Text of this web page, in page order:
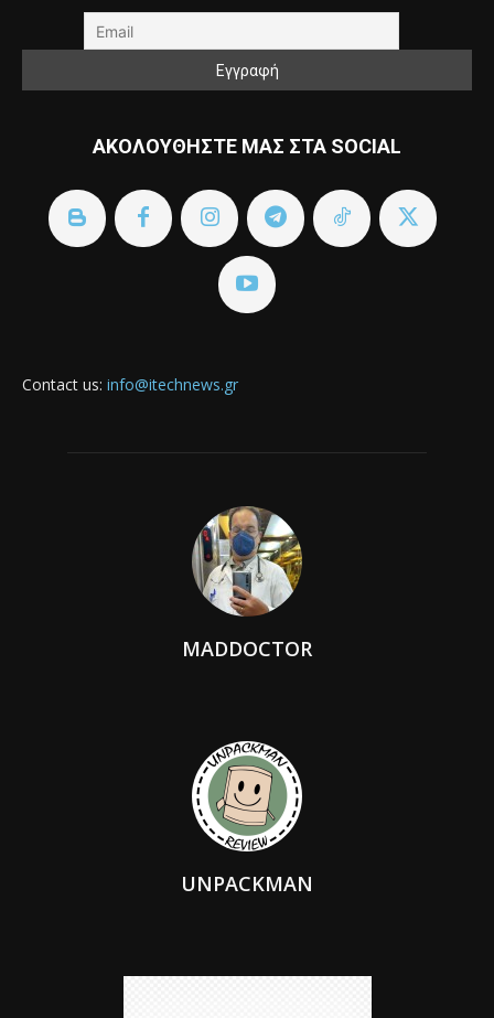
ΑΚΟΛΟΥΘΗΣΤΕ ΜΑΣ ΣΤΑ SOCIAL
Contact us: info@itechnews.gr
MADDOCTOR
UNPACKMAN